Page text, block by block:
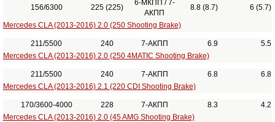
156/6300 225 (225)
6-МКПП / 7-
АКПП
8.8 (8.7) 6 (5.7)
Mercedes CLA (2013-2016) 2.0 (250 Shooting Brake)
211/5500 240 7-АКПП 6.9
5.5
Mercedes CLA (2013-2016) 2.0 (250 4MATIC Shooting Brake)
211/5500 240 7-АКПП 6.8
6.8
Mercedes CLA (2013-2016) 2.1 (220 CDI Shooting Brake)
170/3600-4000 228 7-АКПП 8.3
4.2
Mercedes CLA (2013-2016) 2.0 (45 AMG Shooting Brake)